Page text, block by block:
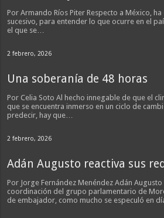
Por Armando Ríos Piter Respecto a México,
sucesivo, para entender lo que ocurre en el
el que se…
2 febrero, 2026
Una soberanía de 48 horas
Por Celia Soto Al hecho innegable de que el
que se encuentra inmerso en un ciclo de
predecir, hay que…
2 febrero, 2026
Adán Augusto reactiva sus
Por Jorge Fernández Menéndez Adán
coordinación del grupo parlamentario de
de embajador, como mucho se especuló en